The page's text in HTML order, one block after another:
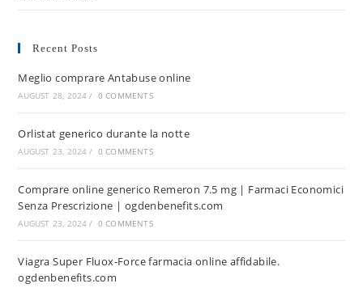
Recent Posts
Meglio comprare Antabuse online
AUGUST 28, 2024 / 0 COMMENTS
Orlistat generico durante la notte
AUGUST 23, 2024 / 0 COMMENTS
Comprare online generico Remeron 7.5 mg | Farmaci Economici
Senza Prescrizione | ogdenbenefits.com
AUGUST 23, 2024 / 0 COMMENTS
Viagra Super Fluox-Force farmacia online affidabile.
ogdenbenefits.com